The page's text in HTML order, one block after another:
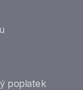
poplatek